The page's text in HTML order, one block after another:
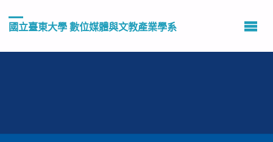
國立臺東大學 數位媒體與文教產業學系